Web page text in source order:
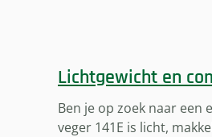
Lichtgewicht en
Ben je op zoek naar een
veger 141E is licht,